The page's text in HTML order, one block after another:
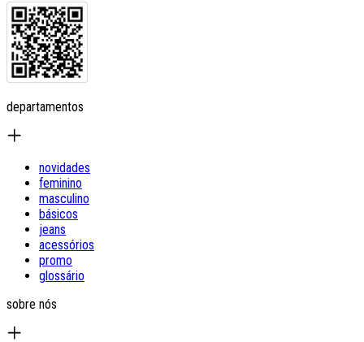
departamentos
novidades
feminino
masculino
básicos
jeans
acessórios
promo
glossário
sobre nós